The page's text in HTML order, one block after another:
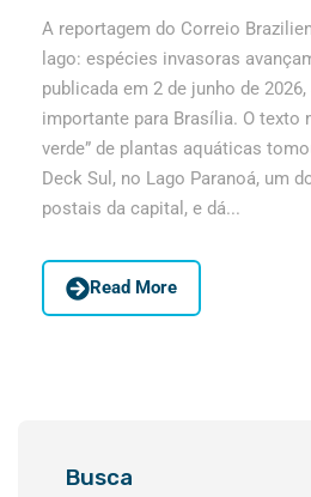
A reportagem do Correio
lago: espécies invasoras
publicada em 2 de junho de
importante para Brasília. O texto
verde” de plantas aquáticas
Deck Sul, no Lago Paranoá, um
postais da capital, e dá...
Read More
Busca